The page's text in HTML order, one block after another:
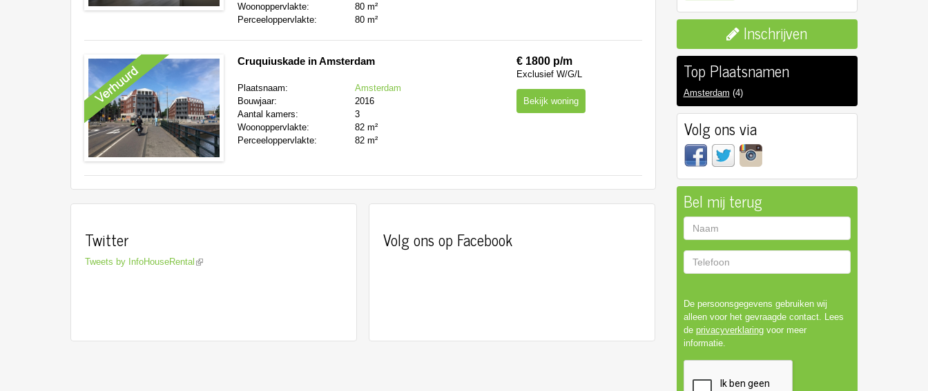
Woonoppervlakte:
80 m²
Perceeloppervlakte:
80 m²
Cruquiuskade in Amsterdam
Plaatsnaam:
Amsterdam
Bouwjaar:
2016
Aantal kamers:
3
Woonoppervlakte:
82 m²
Perceeloppervlakte:
82 m²
€ 1800 p/m
Exclusief W/G/L
Bekijk woning
Twitter
Tweets by InfoHouseRental
Volg ons op Facebook
Inschrijven
Top Plaatsnamen
Amsterdam (4)
Volg ons via
Bel mij terug
Naam
De persoonsgegevens gebruiken wij
alleen voor het gevraagde contact. Lees
de privacyverklaringvoor meer
informatie.